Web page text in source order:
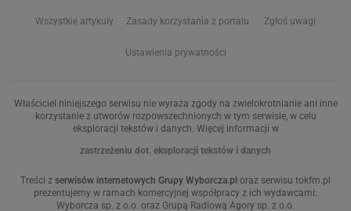
Wszystkie artykuły Zasady korzystania z portalu Zgłoś uwagi
Ustawienia prywatności
Właściciel niniejszego serwisu nie wyraża zgody na zwielokrotnianie ani inne
korzystanie z utworów rozpowszechnionych w tym serwisie, w celu
eksploracji tekstów i danych. Więcej informacji w
zastrzeżeniu dot. eksploracji tekstów i danych
Treści z serwisów internetowych Grupy Wyborcza.pl oraz serwisu tokfm.pl
prezentujemy w ramach komercyjnej współpracy z ich wydawcami:
Wyborcza sp. z o.o. oraz Grupą Radiową Agory sp. z o.o.